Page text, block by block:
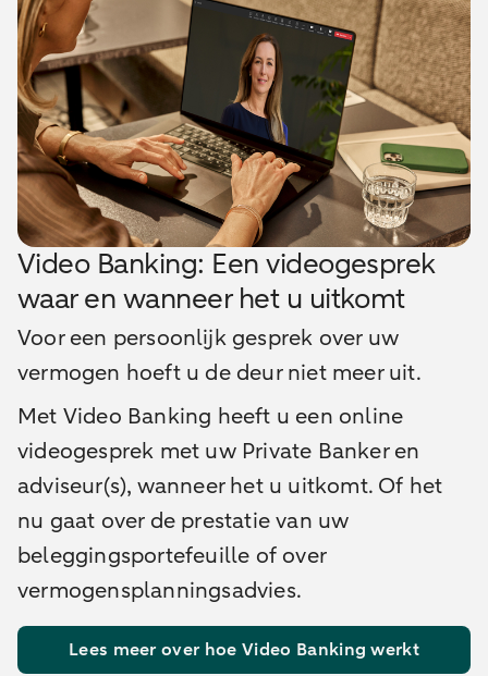
Video Banking: Een videogesprek
waar en wanneer het u uitkomt
Voor een persoonlijk gesprek over uw
vermogen hoeft u de deur niet meer uit.
Met Video Banking heeft u een online
videogesprek met uw Private Banker en
adviseur(s), wanneer het u uitkomt. Of het
nu gaat over de prestatie van uw
beleggingsportefeuille of over
vermogensplanningsadvies.
Lees meer over hoe Video Banking werkt